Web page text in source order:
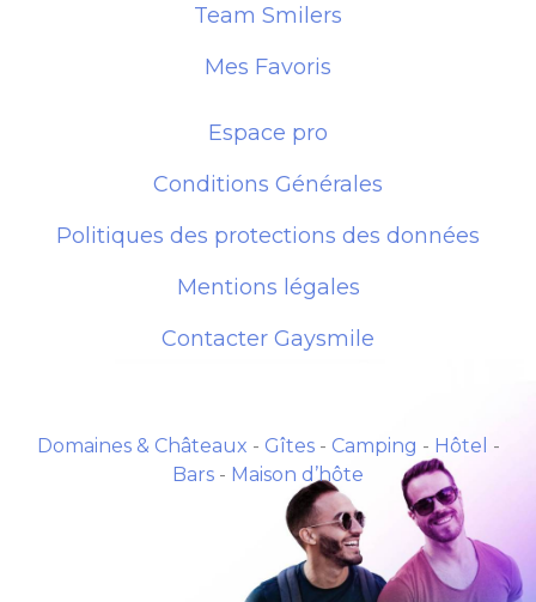
Team Smilers
Mes Favoris
Espace pro
Conditions Générales
Politiques des protections des données
Mentions légales
Contacter Gaysmile
Domaines & Châteaux - Gîtes- Camping - Hôtel -
Bars - Maison d’hôte